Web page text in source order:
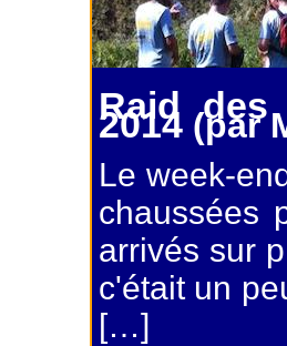
Raid des
2014 (par
Le week-
chaussées
arrivés sur
c'était un
[…]